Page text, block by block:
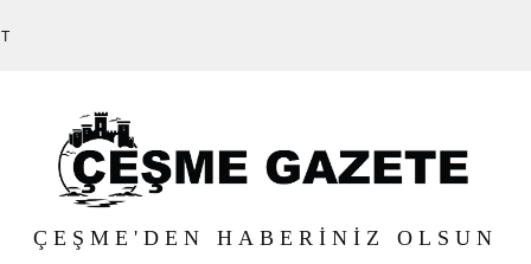
ÇEŞME'DEN HABERINIZ OLSUN